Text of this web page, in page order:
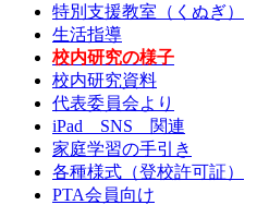
特別支援教室（くぬぎ）
生活指導
校内研究の様子
校内研究資料
代表委員会より
iPad SNS 関連
家庭学習の手引き
各種様式（登校許可証）
PTA会員向け